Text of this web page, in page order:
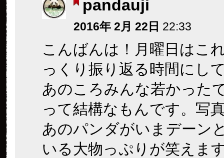
pandauji
2016年 2月 22日 22:33
こんばんは！月曜日はこ
っくり振り返る時間にし
あのころみんな若かった
って結構なもんです。写
あのパンダがいまデーン
いる大物っぷりが笑えま